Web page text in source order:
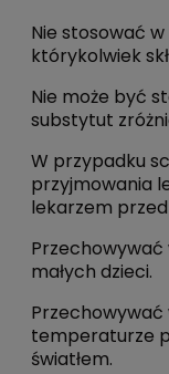
Nie stosować
którykolwiek
Nie może być
substytut
W przypadku
przyjmowania
lekarzem
małych dzieci.
Przechowywać
temperaturze
światłem.